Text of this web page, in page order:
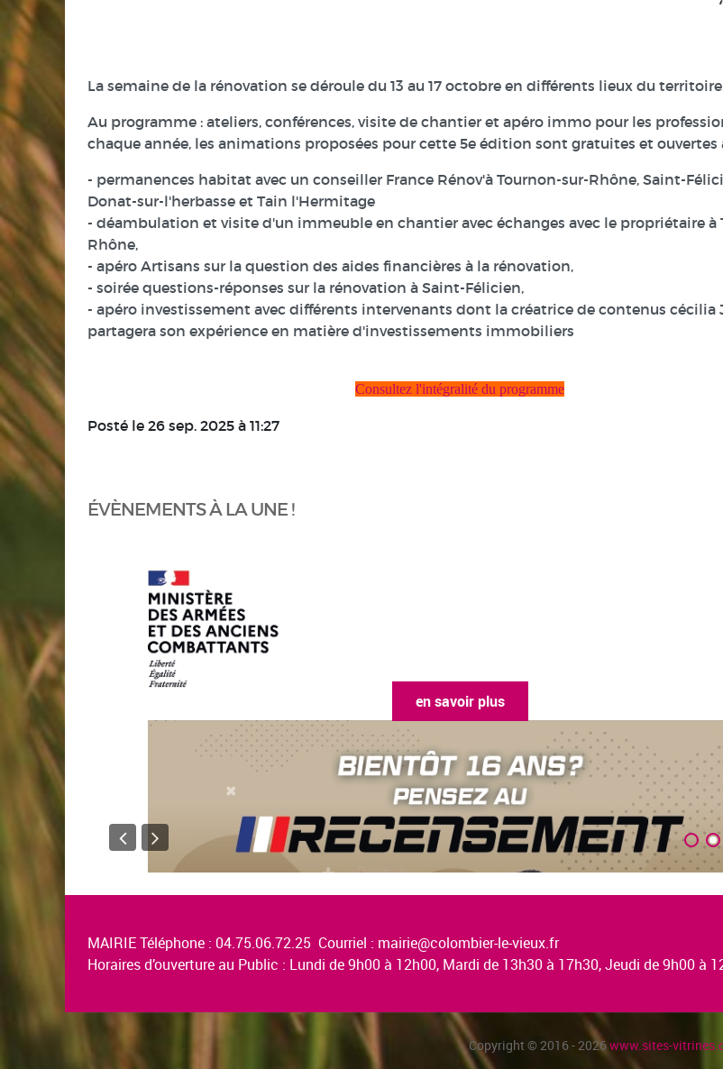
La semaine de la rénovation se déroule du 13 au 17 octobre en différents lieux du
Au programme : ateliers, conférences, visite de chantier et apéro immo pour les
chaque année, les animations proposées pour cette 5e édition sont gratuites et ouvertes
- permanences habitat avec un conseiller France Rénov'à Tournon-sur-Rhône, Saint-
Donat-sur-l'herbasse et Tain l'Hermitage
- déambulation et visite d'un immeuble en chantier avec échanges avec le propriétaire à
Rhône,
- apéro Artisans sur la question des aides financières à la rénovation,
- soirée questions-réponses sur la rénovation à Saint-Félicien,
- apéro investissement avec différents intervenants dont la créatrice de contenus cécilia
partagera son expérience en matière d'investissements immobiliers
Consultez l'intégralité du programme
Posté le 26 sep. 2025 à 11:27
ÉVÈNEMENTS À LA UNE !
MAIRIE Téléphone : 04.75.06.72.25 Courriel : mairie@colombier-le-vieux.fr
Horaires d’ouverture au Public : Lundi de 9h00 à 12h00, Mardi de 13h30 à 17h30, Jeudi de 9h00 à
Copyright © 2016 - 2026www.sites-